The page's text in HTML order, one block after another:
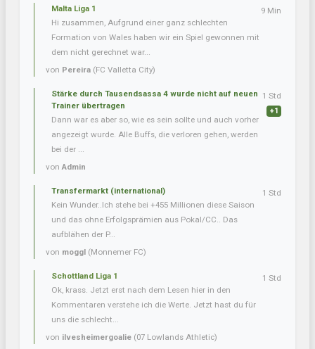
Malta Liga 1
Hi zusammen, Aufgrund einer ganz schlechten
Formation von Wales haben wir ein Spiel gewonnen mit
dem nicht gerechnet war...
von Pereira (FC Valletta City)
9 Min
Stärke durch Tausendsassa 4 wurde nicht auf neuen
Trainer übertragen
Dann war es aber so, wie es sein sollte und auch vorher
angezeigt wurde. Alle Buffs, die verloren gehen, werden
bei der ...
vonAdmin
1 Std
+1
Transfermarkt (international)
Kein Wunder..Ich stehe bei +455 Millionen diese Saison
und das ohne Erfolgsprämien aus Pokal/CC.. Das
aufblähen der P...
von moggl (Monnemer FC)
1 Std
Schottland Liga 1
Ok, krass. Jetzt erst nach dem Lesen hier in den
Kommentaren verstehe ich die Werte. Jetzt hast du für
uns die schlecht...
von ilvesheimergoalie (07 Lowlands Athletic)
1 Std